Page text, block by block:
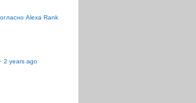
Alexa Rank
· 2 years ago